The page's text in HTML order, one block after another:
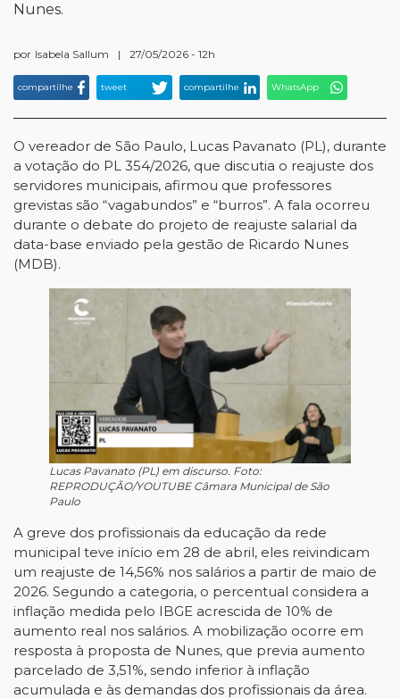
Nunes.
por Isabela Sallum | 27/05/2026 - 12h
compartilhe tweet compartilhe WhatsApp
O vereador de São Paulo, Lucas Pavanato (PL), durante
a votação do PL 354/2026, que discutia o reajuste dos
servidores municipais, afirmou que professores
grevistas são “vagabundos” e “burros”. A fala ocorreu
durante o debate do projeto de reajuste salarial da
data-base enviado pela gestão de Ricardo Nunes
(MDB).
Lucas Pavanato (PL) em discurso. Foto:
REPRODUÇÃO/YOUTUBE Câmara Municipal de São
Paulo
A greve dos profissionais da educação da rede
municipal teve início em 28 de abril, eles reivindicam
um reajuste de 14,56% nos salários a partir de maio de
2026. Segundo a categoria, o percentual considera a
inflação medida pelo IBGE acrescida de 10% de
aumento real nos salários. A mobilização ocorre em
resposta à proposta de Nunes, que previa aumento
parcelado de 3,51%, sendo inferior à inflação
acumulada e às demandas dos profissionais da área.